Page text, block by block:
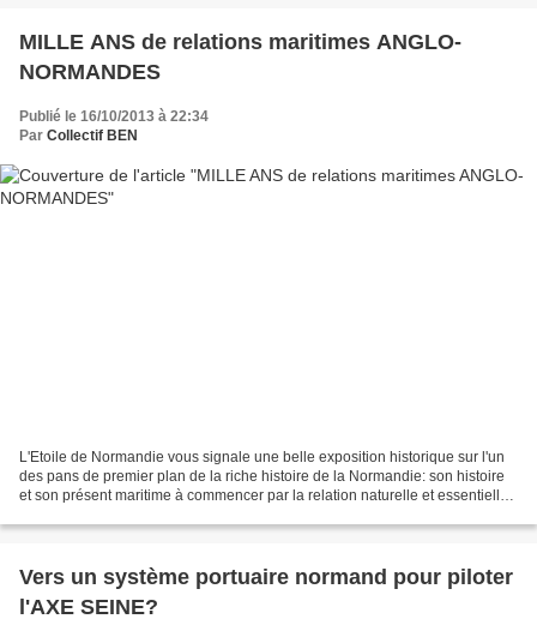
MILLE ANS de relations maritimes ANGLO-
NORMANDES
Publié le 16/10/2013 à 22:34
Par Collectif BEN
L'Etoile de Normandie vous signale une belle exposition historique sur l'un
des pans de premier plan de la riche histoire de la Normandie: son histoire
et son présent maritime à commencer par la relation naturelle et essentielle
Vers un système portuaire normand pour piloter
l'AXE SEINE?